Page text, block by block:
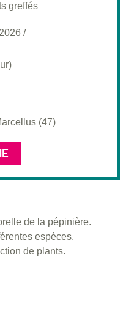
greffés
/
(47)
de la pépinière.
espèces.
de plants.